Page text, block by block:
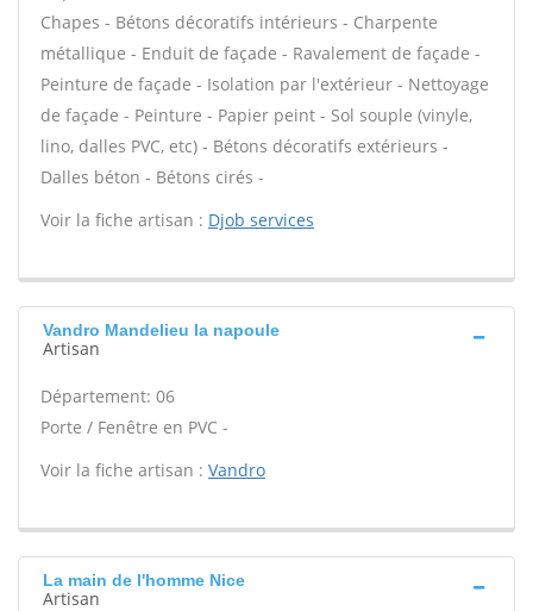
Chapes - Bétons décoratifs intérieurs - Charpente
métallique - Enduit de façade - Ravalement de façade -
Peinture de façade - Isolation par l'extérieur - Nettoyage
de façade - Peinture - Papier peint - Sol souple (vinyle,
lino, dalles PVC, etc) - Bétons décoratifs extérieurs -
Dalles béton - Bétons cirés -
Voir la fiche artisan : Djob services
Vandro Mandelieu la napoule
Artisan
Département: 06
Porte / Fenêtre en PVC -
Voir la fiche artisan : Vandro
La main de l'homme Nice
Artisan